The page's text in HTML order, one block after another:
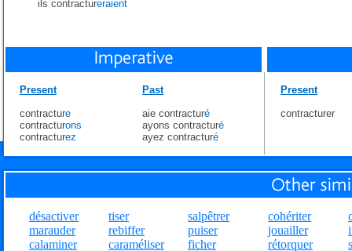
ils contractureraient
Present
contracture
contracturons
contracturez
Past
aie contracturé
ayons contracturé
ayez contracturé
Present
contracturer
désactiver
marauder
calaminer
tiser
rebiffer
caraméliser
salpêtrer
puiser
ficher
cohériter
jouailler
rétorquer